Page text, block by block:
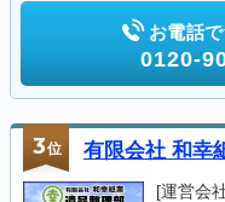
お電話
0120-
3位 有限会社 和幸
[運営会